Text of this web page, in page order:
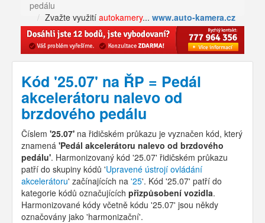
pedálu
Zvažte využití autokamery... www.auto-kamera.cz
Kód '25.07' na ŘP = Pedál
akcelerátoru nalevo od
brzdového pedálu
Číslem '25.07' na řidičském průkazu je vyznačen kód, který
znamená 'Pedál akcelerátoru nalevo od brzdového
pedálu'. Harmonizovaný kód '25.07' řidičském průkazu
patří do skupiny kódů 'Upravené ústrojí ovládání
akcelerátoru' začínajících na '25'. Kód '25.07' patří do
kategorie kódů označujících přizpůsobení vozidla.
Harmonizované kódy včetně kódu '25.07' jsou někdy
označovány jako 'harmonizační'.